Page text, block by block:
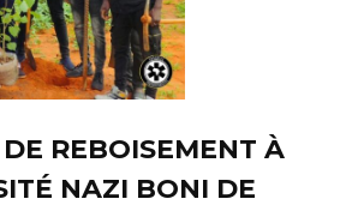
REBOISEMENT À
NAZI BONI DE